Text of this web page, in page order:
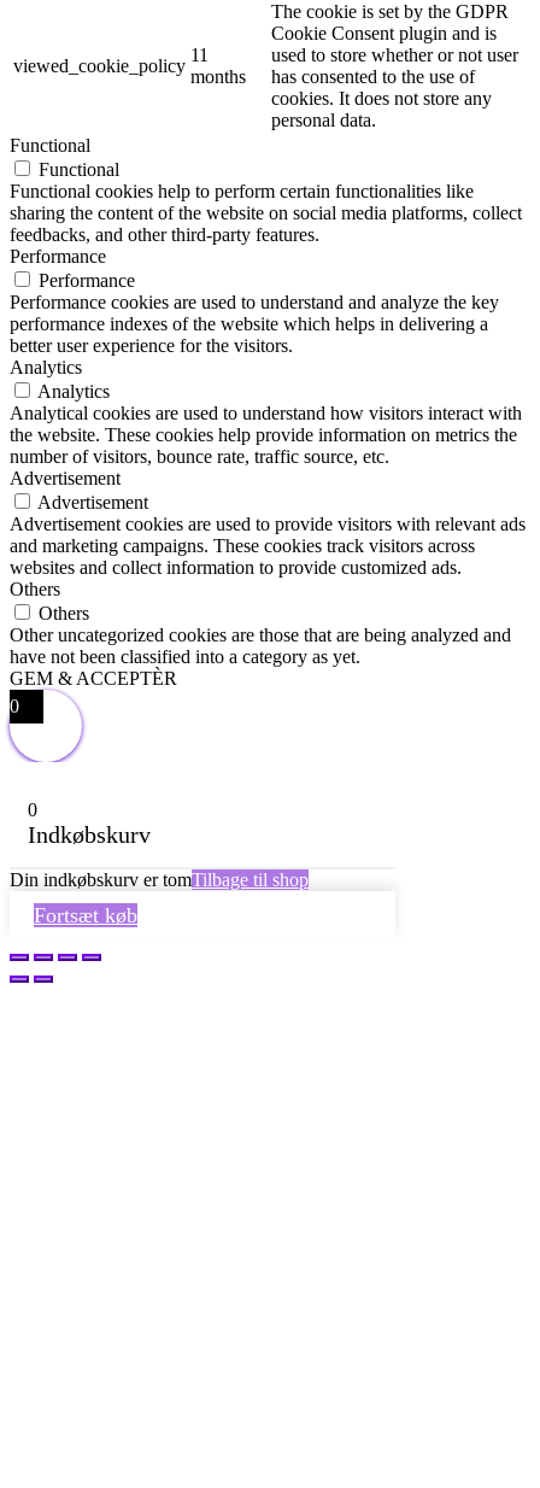
viewed_cookie_policy
11
months
The cookie is set by the GDPR
Cookie Consent plugin and is
used to store whether or not user
has consented to the use of
cookies. It does not store any
personal data.
Functional
Functional
Functional cookies help to perform certain functionalities like
sharing the content of the website on social media platforms, collect
feedbacks, and other third-party features.
Performance
Performance
Performance cookies are used to understand and analyze the key
performance indexes of the website which helps in delivering a
better user experience for the visitors.
Analytics
Analytics
Analytical cookies are used to understand how visitors interact with
the website. These cookies help provide information on metrics the
number of visitors, bounce rate, traffic source, etc.
Advertisement
Advertisement
Advertisement cookies are used to provide visitors with relevant ads
and marketing campaigns. These cookies track visitors across
websites and collect information to provide customized ads.
Others
Others
Other uncategorized cookies are those that are being analyzed and
have not been classified into a category as yet.
GEM & ACCEPTÈR
0
0
Indkøbskurv
Din indkøbskurv er tomTilbage til shop
Fortsæt køb